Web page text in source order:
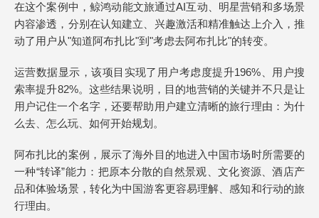
在这个案例中，鲸鸿动能文旅通过AI互动、明星营销和多场景
内容渗透，分别在认知建立、兴趣激活和精准触达上介入，推
动了用户从"知道阿布扎比"到"考虑去阿布扎比"的转变。
运营数据显示，该项目实现了用户考虑度提升196%、用户搜
索率提升82%。这些结果说明，目的地营销的关键并不只是让
用户记住一个名字，还要帮助用户建立清晰的旅行理由：为什
么去、怎么玩、如何开始规划。
阿布扎比的案例，展示了海外目的地进入中国市场时所需要的
一种“转译”能力：把原本分散的自然景观、文化资源、酒店产
品和体验场景，转化为中国游客更容易理解、感知和行动的旅
行理由。